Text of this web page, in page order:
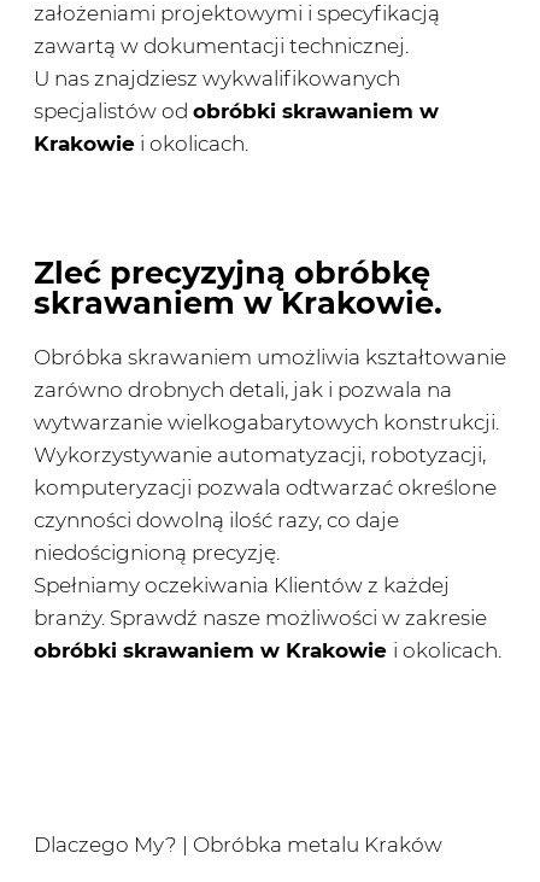
założeniami projektowymi i specyfikacją
zawartą w dokumentacji technicznej.
U nas znajdziesz wykwalifikowanych
specjalistów od obróbki skrawaniem w
Krakowie i okolicach.
Zleć precyzyjną obróbkę
skrawaniem w Krakowie.
Obróbka skrawaniem umożliwia kształtowanie
zarówno drobnych detali, jak i pozwala na
wytwarzanie wielkogabarytowych konstrukcji.
Wykorzystywanie automatyzacji, robotyzacji,
komputeryzacji pozwala odtwarzać określone
czynności dowolną ilość razy, co daje
niedoścignioną precyzję.
Spełniamy oczekiwania Klientów z każdej
branży. Sprawdź nasze możliwości w zakresie
obróbki skrawaniem w Krakowie i okolicach.
Dlaczego My? | Obróbka metalu Kraków